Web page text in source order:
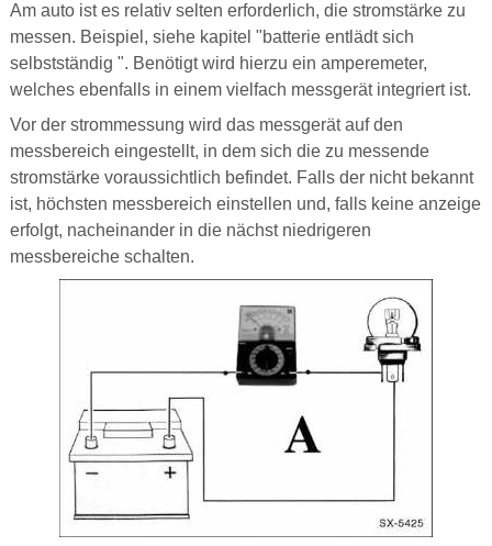
Am auto ist es relativ selten erforderlich, die stromstärke zu
messen. Beispiel, siehe kapitel "batterie entlädt sich
selbstständig ". Benötigt wird hierzu ein amperemeter,
welches ebenfalls in einem vielfach messgerät integriert ist.
Vor der strommessung wird das messgerät auf den
messbereich eingestellt, in dem sich die zu messende
stromstärke voraussichtlich befindet. Falls der nicht bekannt
ist, höchsten messbereich einstellen und, falls keine anzeige
erfolgt, nacheinander in die nächst niedrigeren
messbereiche schalten.